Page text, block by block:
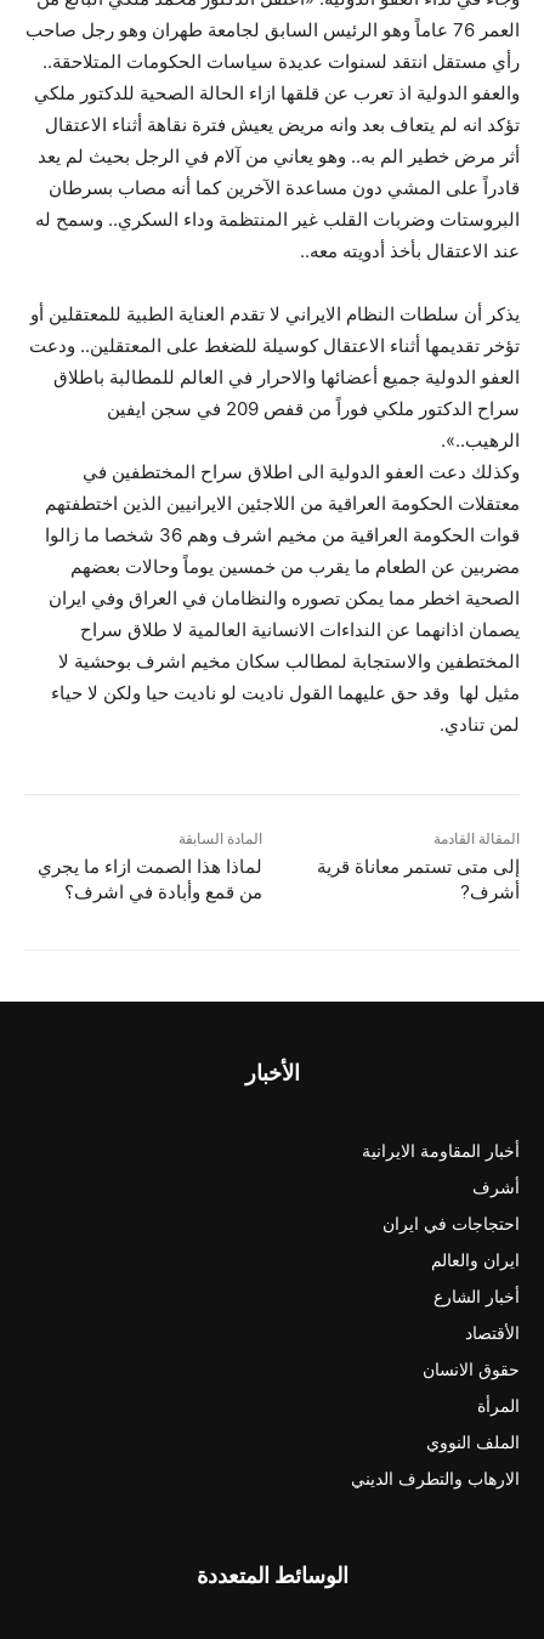
العمر 76 عاماً وهو الرئيس السابق لجامعة طهران وهو رجل صاحب
رأي مستقل انتقد لسنوات عديدة سياسات الحكومات المتلاحقة..
والعفو الدولية اذ تعرب عن قلقها ازاء الحالة الصحية للدكتور ملكي
تؤكد انه لم يتعاف بعد وانه مريض يعيش فترة نقاهة أثناء الاعتقال
أثر مرض خطير الم به.. وهو يعاني من آلام في الرجل بحيث لم يعد
قادراً على المشي دون مساعدة الآخرين كما أنه مصاب بسرطان
البروستات وضربات القلب غير المنتظمة وداء السكري.. وسمح له
عند الاعتقال بأخذ أدويته معه..
يذكر أن سلطات النظام الايراني لا تقدم العناية الطبية للمعتقلين أو
تؤخر تقديمها أثناء الاعتقال كوسيلة للضغط على المعتقلين.. ودعت
العفو الدولية جميع أعضائها والاحرار في العالم للمطالبة باطلاق
سراح الدكتور ملكي فوراً من قفص 209 في سجن ايفين
الرهيب..».
وكذلك دعت العفو الدولية الى اطلاق سراح المختطفين في
معتقلات الحكومة العراقية من اللاجئين الايرانيين الذين اختطفتهم
قوات الحكومة العراقية من مخيم اشرف وهم 36 شخصا ما زالوا
مضربين عن الطعام ما يقرب من خمسين يوماً وحالات بعضهم
الصحية اخطر مما يمكن تصوره والنظامان في العراق وفي ايران
يصمان اذانهما عن النداءات الانسانية العالمية لا طلاق سراح
المختطفين والاستجابة لمطالب سكان مخيم اشرف بوحشية لا
مثيل لها وقد حق عليهما القول ناديت لو ناديت حيا ولكن لا حياء
لمن تنادي.
المادة السابقة
لماذا هذا الصمت ازاء ما يجري
من قمع وأبادة في اشرف؟
المقالة القادمة
إلى متى تستمر معاناة قرية
أشرف?
الأخبار
أخبار المقاومة الايرانية
أشرف
احتجاجات في ايران
ايران والعالم
أخبار الشارع
الأقتصاد
حقوق الانسان
المرأة
الملف النووي
الارهاب والتطرف الديني
الوسائط المتعددة